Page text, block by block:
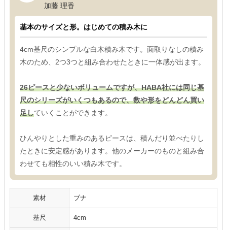
加藤 理香
基本のサイズと形。はじめての積み木に
4cm基尺のシンプルな白木積み木です。面取りなしの積み
木のため、2つ3つと組み合わせたときに一体感が出ます。
26ピースと少ないボリュームですが、HABA社には同じ基
尺のシリーズがいくつもあるので、数や形をどんどん買い
足していくことができます。
ひんやりとした重みのあるピースは、積んだり並べたりし
たときに安定感があります。他のメーカーのものと組み合
わせても相性のいい積み木です。
素材 ブナ
基尺 4cm